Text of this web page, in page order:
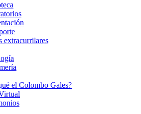
extracurrilares
el Colombo Gales?